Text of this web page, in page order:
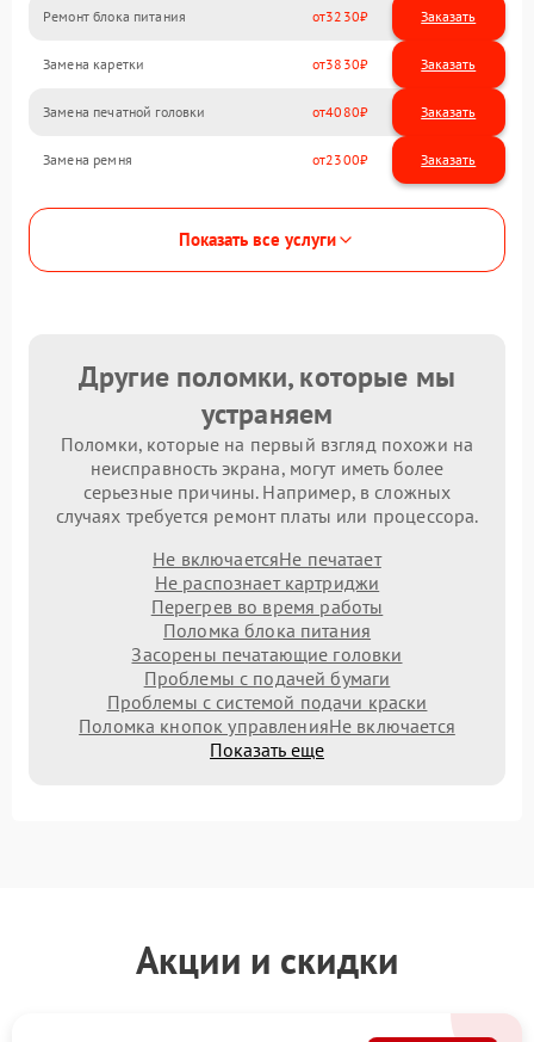
Ремонт блока питания 3230
Замена каретки 3830
Замена печатной головки 4080
Замена ремня 2300
Показать все услуги
Другие поломки, которые мы
устраняем
Поломки, которые на первый взгляд похожи на
неисправность экрана, могут иметь более
серьезные причины. Например, в сложных
случаях требуется ремонт платы или процессора.
Не включаетсяНе печатает
Не распознает картриджи
Перегрев во время работы
Поломка блока питания
Засорены печатающие головки
Проблемы с подачей бумаги
Проблемы с системой подачи краски
Поломка кнопок управленияНе включается
Показать еще
Акции и скидки